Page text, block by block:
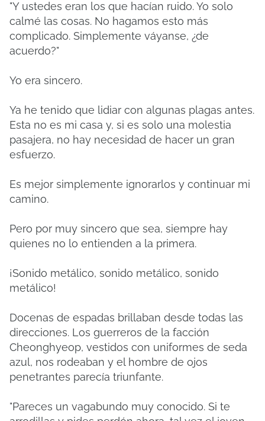
"Y ustedes eran los que hacían ruido. Yo solo
calmé las cosas. No hagamos esto más
complicado. Simplemente váyanse, ¿de
acuerdo?"
Yo era sincero.
Ya he tenido que lidiar con algunas plagas antes.
Esta no es mi casa y, si es solo una molestia
pasajera, no hay necesidad de hacer un gran
esfuerzo.
Es mejor simplemente ignorarlos y continuar mi
camino.
Pero por muy sincero que sea, siempre hay
quienes no lo entienden a la primera.
¡Sonido metálico, sonido metálico, sonido
metálico!
Docenas de espadas brillaban desde todas las
direcciones. Los guerreros de la facción
Cheonghyeop, vestidos con uniformes de seda
azul, nos rodeaban y el hombre de ojos
penetrantes parecía triunfante.
"Pareces un vagabundo muy conocido. Si te